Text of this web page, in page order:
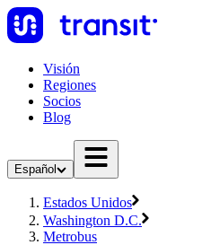
Visión
Regiones
Socios
Blog
Español
Estados Unidos
Washington D.C.
Metrobus